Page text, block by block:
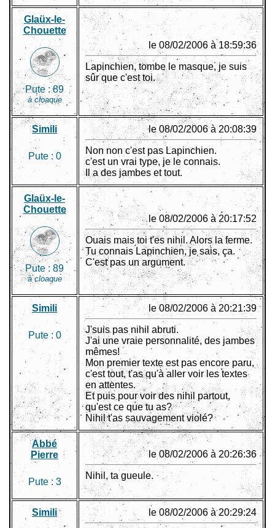
Glaüx-le-
Chouette
Pute :89
à cloaque
le 08/02/2006 à 18:59:36
Lapinchien, tombe le masque, je suis
sûr que c'est toi.
Simili
Pute :0
le 08/02/2006 à 20:08:39
Non non c'est pas Lapinchien.
c'est un vrai type, je le connais.
Il a des jambes et tout.
Glaüx-le-
Chouette
Pute : 89
à cloaque
le 08/02/2006 à 20:17:52
Ouais mais toi t'es nihil. Alors la ferme.
Tu connais Lapinchien, je sais, ça.
C'est pas un argument.
Simili
Pute : 0
le 08/02/2006 à 20:21:39
J'suis pas nihil abruti.
J'ai une vraie personnalité, des jambes
mêmes!
Mon premier texte est pas encore paru,
c'est tout, t'as qu'à aller voir les textes
en attentes.
Et puis pour voir des nihil partout,
qu'est ce que tu as?
Nihil t'as sauvagement violé?
Abbé
Pierre
Pute : 3
le 08/02/2006 à 20:26:36
Nihil, ta gueule.
Simili le 08/02/2006 à 20:29:24